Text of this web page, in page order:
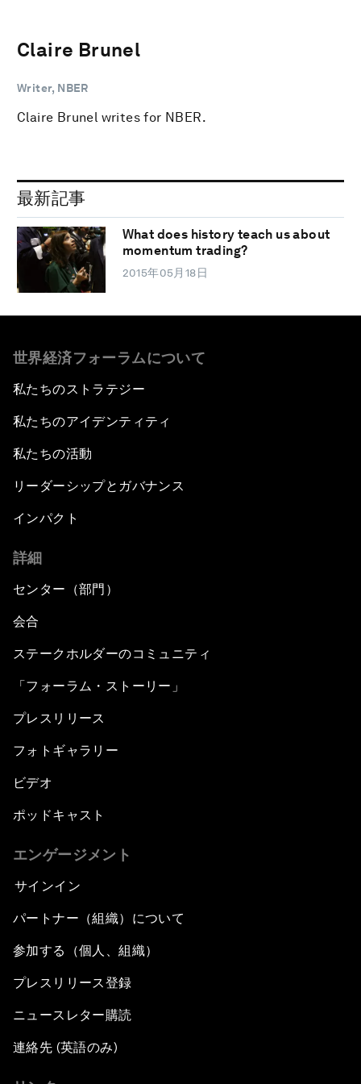
Claire Brunel
Writer, NBER
Claire Brunel writes for NBER.
最新記事
What does history teach us about
momentum trading?
2015年05月18日
世界経済フォーラムについて
私たちのストラテジー
私たちのアイデンティティ
私たちの活動
リーダーシップとガバナンス
インパクト
詳細
センター（部門）
会合
ステークホルダーのコミュニティ
「フォーラム・ストーリー」
プレスリリース
フォトギャラリー
ビデオ
ポッドキャスト
エンゲージメント
サインイン
パートナー（組織）について
参加する（個人、組織）
プレスリリース登録
ニュースレター購読
連絡先 (英語のみ)